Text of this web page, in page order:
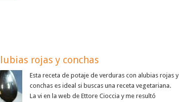
rojas y conchas
Esta receta de potaje de verduras con alubias rojas y
conchas es ideal si buscas una receta vegetariana.
La vi en la web de Ettore Cioccia y me resultó